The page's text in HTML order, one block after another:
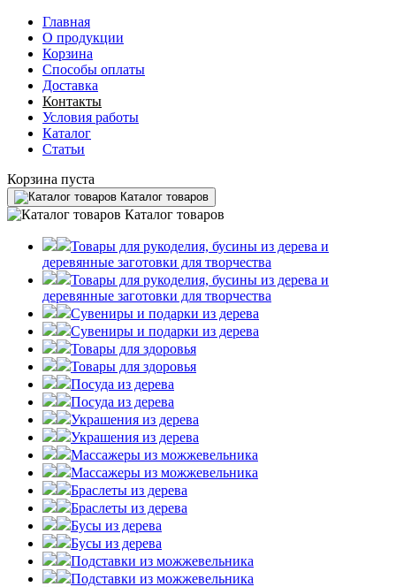
Главная
О продукции
Корзина
Способы оплаты
Доставка
Контакты
Условия работы
Каталог
Статьи
Корзина пуста
Каталог товаров
Каталог товаров
Товары для рукоделия, бусины из дерева и
деревянные заготовки для творчества
Товары для рукоделия, бусины из дерева и
деревянные заготовки для творчества
Сувениры и подарки из дерева
Сувениры и подарки из дерева
Товары для здоровья
Товары для здоровья
Посуда из дерева
Посуда из дерева
Украшения из дерева
Украшения из дерева
Массажеры из можжевельника
Массажеры из можжевельника
Браслеты из дерева
Браслеты из дерева
Бусы из дерева
Бусы из дерева
Подставки из можжевельника
Подставки из можжевельника